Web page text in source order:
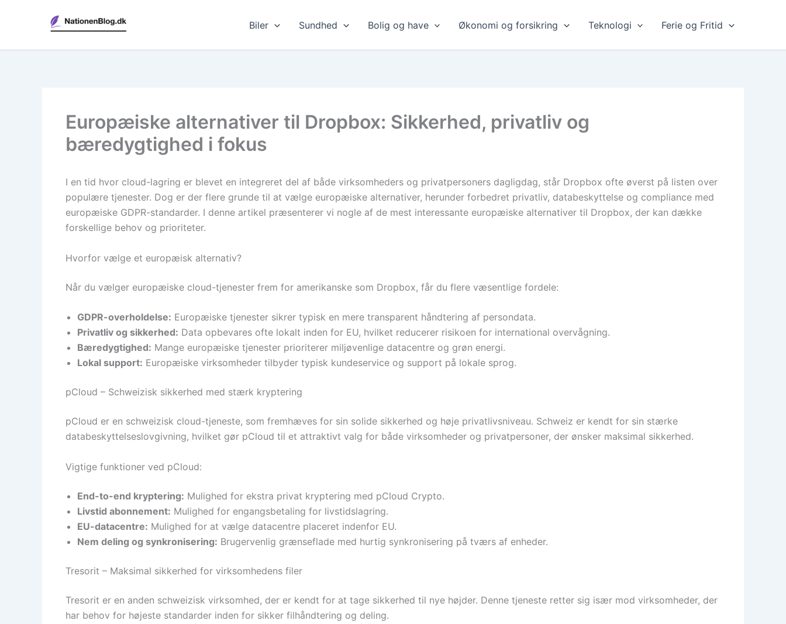
Biler Sundhed Bolig og have Økonomi og forsikring Teknologi Ferie og Fritid
Europæiske alternativer til Dropbox: Sikkerhed, privatliv og
bæredygtighed i fokus
I en tid hvor cloud-lagring er blevet en integreret del af både virksomheders og privatpersoners dagligdag, står Dropbox ofte øverst på listen over
populære tjenester. Dog er der flere grunde til at vælge europæiske alternativer, herunder forbedret privatliv, databeskyttelse og compliance med
europæiske GDPR-standarder. I denne artikel præsenterer vi nogle af de mest interessante europæiske alternativer til Dropbox, der kan dække
forskellige behov og prioriteter.
Hvorfor vælge et europæisk alternativ?
Når du vælger europæiske cloud-tjenester frem for amerikanske som Dropbox, får du flere væsentlige fordele:
GDPR-overholdelse: Europæiske tjenester sikrer typisk en mere transparent håndtering af persondata.
Privatliv og sikkerhed: Data opbevares ofte lokalt inden for EU, hvilket reducerer risikoen for international overvågning.
Bæredygtighed: Mange europæiske tjenester prioriterer miljøvenlige datacentre og grøn energi.
Lokal support: Europæiske virksomheder tilbyder typisk kundeservice og support på lokale sprog.
pCloud – Schweizisk sikkerhed med stærk kryptering
pCloud er en schweizisk cloud-tjeneste, som fremhæves for sin solide sikkerhed og høje privatlivsniveau. Schweiz er kendt for sin stærke
databeskyttelseslovgivning, hvilket gør pCloud til et attraktivt valg for både virksomheder og privatpersoner, der ønsker maksimal sikkerhed.
Vigtige funktioner ved pCloud:
End-to-end kryptering: Mulighed for ekstra privat kryptering med pCloud Crypto.
Livstid abonnement: Mulighed for engangsbetaling for livstidslagring.
EU-datacentre: Mulighed for at vælge datacentre placeret indenfor EU.
Nem deling og synkronisering: Brugervenlig grænseflade med hurtig synkronisering på tværs af enheder.
Tresorit – Maksimal sikkerhed for virksomhedens filer
Tresorit er en anden schweizisk virksomhed, der er kendt for at tage sikkerhed til nye højder. Denne tjeneste retter sig især mod virksomheder, der
har behov for højeste standarder inden for sikker filhåndtering og deling.